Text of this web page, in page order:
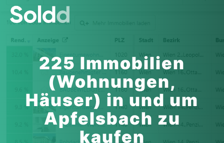
225 Immobilien
(Wohnungen,
Häuser) in und um
Apfelsbach zu
kaufen